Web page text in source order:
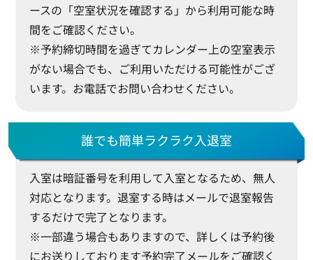
ースの「空室状況を確認する」から利用可能な時
間をご確認ください。
※予約締切時間を過ぎてカレンダー上の空室表示
がない場合でも、ご利用いただける可能性がござ
います。お電話でお問い合わせください。
誰でも簡単ラクラク入退室
入室は暗証番号を利用して入室となるため、無人
対応となります。退室する時はメールで退室報告
するだけで完了となります。
※一部違う場合もありますので、詳しくは予約後
にお送りしております予約完了メールをご確認く